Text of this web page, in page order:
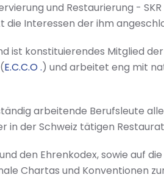
und Restaurierung -
Interessen der ihm
ist konstituierendes Mitglied
E.C.C.O .) und arbeitet eng mit
arbeitende Berufsleute
in der Schweiz tätigen
den Ehrenkodex, sowie auf
Chartas und Konventionen